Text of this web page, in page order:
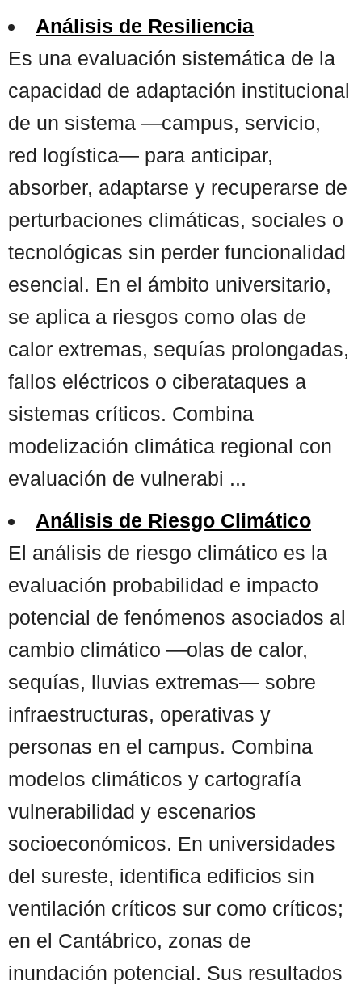
Análisis de Resiliencia
Es una evaluación sistemática de la
capacidad de adaptación institucional
de un sistema —campus, servicio,
red logística— para anticipar,
absorber, adaptarse y recuperarse de
perturbaciones climáticas, sociales o
tecnológicas sin perder funcionalidad
esencial. En el ámbito universitario,
se aplica a riesgos como olas de
calor extremas, sequías prolongadas,
fallos eléctricos o ciberataques a
sistemas críticos. Combina
modelización climática regional con
evaluación de vulnerabi ...
Análisis de Riesgo Climático
El análisis de riesgo climático es la
evaluación probabilidad e impacto
potencial de fenómenos asociados al
cambio climático —olas de calor,
sequías, lluvias extremas— sobre
infraestructuras, operativas y
personas en el campus. Combina
modelos climáticos y cartografía
vulnerabilidad y escenarios
socioeconómicos. En universidades
del sureste, identifica edificios sin
ventilación críticos sur como críticos;
en el Cantábrico, zonas de
inundación potencial. Sus resultados